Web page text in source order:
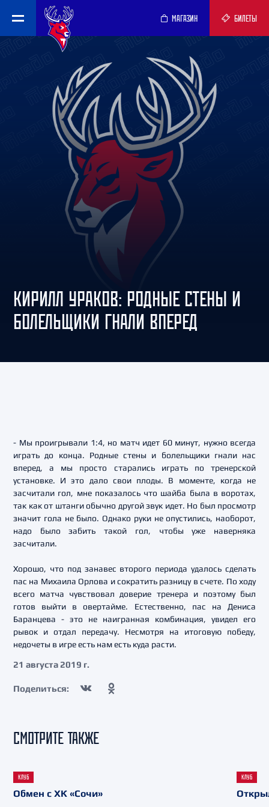
МАГАЗИН БИЛЕТЫ
КИРИЛЛ УРАКОВ: РОДНЫЕ СТЕНЫ И
БОЛЕЛЬЩИКИ ГНАЛИ ВПЕРЕД
- Мы проигрывали 1:4, но матч идет 60 минут, нужно всегда
играть до конца. Родные стены и болельщики гнали нас
вперед, а мы просто старались играть по тренерской
установке. И это дало свои плоды. В моменте, когда не
засчитали гол, мне показалось что шайба была в воротах,
так как от штанги обычно другой звук идет. Но был просмотр
значит гола не было. Однако руки не опустились, наоборот,
надо было забить такой гол, чтобы уже наверняка
засчитали.
Хорошо, что под занавес второго периода удалось сделать
пас на Михаила Орлова и сократить разницу в счете. По ходу
всего матча чувствовал доверие тренера и поэтому был
готов выйти в овертайме. Естественно, пас на Дениса
Баранцева - это не наигранная комбинация, увидел его
рывок и отдал передачу. Несмотря на итоговую победу,
недочеты в игре есть нам есть куда расти.
21 августа 2019 г.
Поделиться:
СМОТРИТЕ ТАКЖЕ
КЛУБ
Обмен с ХК «Сочи»
КЛУБ